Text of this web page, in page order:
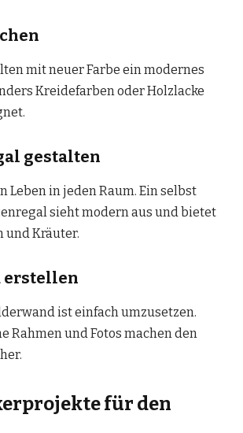
mit neuer Farbe ein modernes
Kreidefarben oder Holzlacke
gestalten
Leben in jeden Raum. Ein selbst
sieht modern aus und bietet
und Kräuter.
erstellen
ist einfach umzusetzen.
Rahmen und Fotos machen den
für den